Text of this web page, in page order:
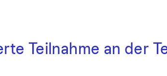
Teilnahme an der